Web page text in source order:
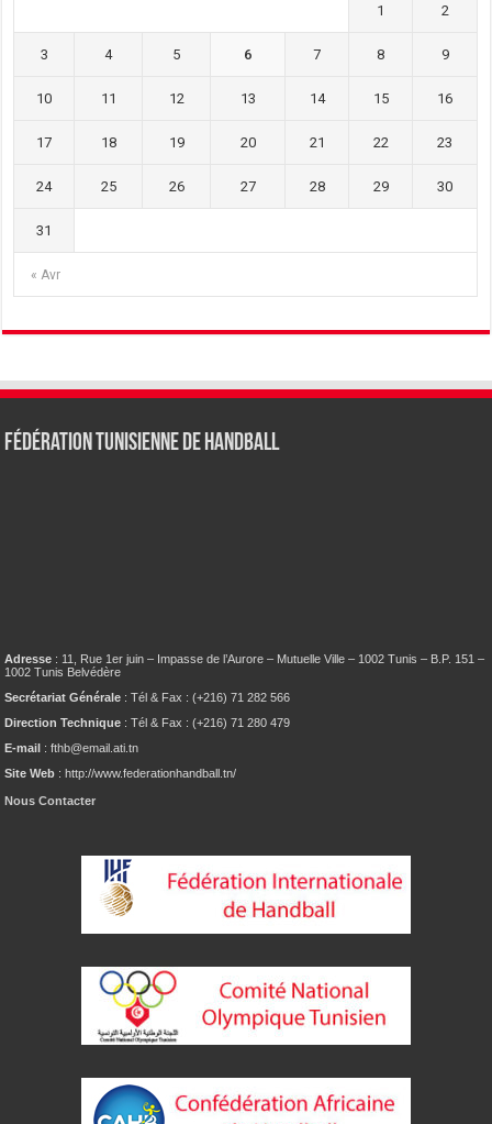
« Avr
1 2
3 4 5 6 7 8 9
10 11 12 13 14 15 16
17 18 19 20 21 22 23
24 25 26 27 28 29 30
31
Fédération tunisienne de Handball
Adresse : 11, Rue 1er juin – Impasse de l’Aurore – Mutuelle Ville – 1002 Tunis – B.P. 151 –
1002 Tunis Belvédère
Secrétariat Générale : Tél & Fax : (+216) 71 282 566
Direction Technique : Tél & Fax : (+216) 71 280 479
E-mail : fthb@email.ati.tn
Site Web : http://www.federationhandball.tn/
Nous Contacter